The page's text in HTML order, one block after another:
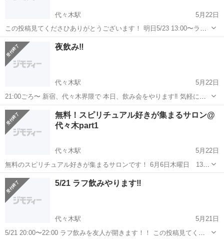
代々木駅
5月22日
この投稿見てくださひありがとうございます！ 明日5/23 13:00〜ラン
チ会やります ・時間空いてる方！ ・たまには初めましての人と飲んで
みようかな！ そんな方にもぜひ参加して頂きたいです‼️ 奮ってメッセ
ージくだ...
東京 渋谷区 代々木駅
夜飲み‼️
代々木駅
5月22日
21:00ごろ〜 新宿、代々木界隈で 本日、飲み会をやります‼️ 気軽にご
参加ください‼️
東京 代々木駅
無料！スピリチュアル好きが集まるサロン@
代々木part1
代々木駅
5月22日
無料のスピリチュアル好きが集まるサロンです！ 6月6日木曜日 13時
から15時30分まで スピリチュアルの雑談がしたい！真実の情報が欲し
い！引き寄せの法則で幸せに豊かになりたい！ と思っていません
東京 代々木駅 その他 スピリチュアル
5/21 ラフ飲みやります‼️
代々木駅
5月21日
5/21 20:00〜22:00 ラフ飲みを友人が開きます！！ この投稿見てくだ